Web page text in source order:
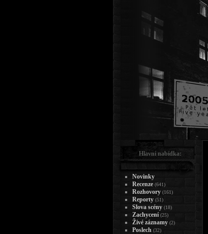
Hlavní nabídka:
Novinky
Recenze (641)
Rozhovory (161)
Reporty (51)
Slova scény (18)
Zachycení (25)
Živé záznamy (2)
Poslech (32)